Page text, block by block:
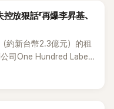
放狠話「再爆李昇基、
約新台幣2.3億元）的租
司One Hundred Label
，YouTuber李鎮浩公開